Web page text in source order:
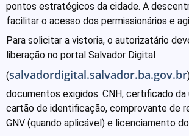
pontos estratégicos da cidade. A
facilitar o acesso dos permissionários e
Para solicitar a vistoria, o autorizatário
liberação no portal Salvador Digital
(salvadordigital.salvador.ba.gov.br
documentos exigidos: CNH, certificado
cartão de identificação, comprovante de
GNV (quando aplicável) e licenciamento